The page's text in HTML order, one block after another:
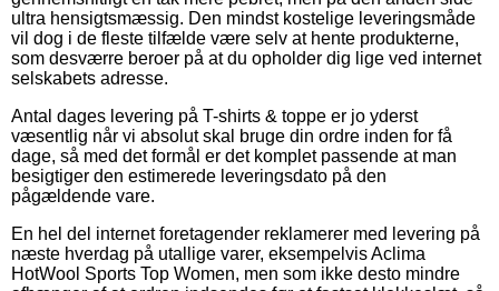
ultra hensigtsmæssig. Den mindst kostelige leveringsmåde
vil dog i de fleste tilfælde være selv at hente produkterne,
som desværre beroer på at du opholder dig lige ved internet
selskabets adresse.
Antal dages levering på T-shirts & toppe er jo yderst
væsentlig når vi absolut skal bruge din ordre inden for få
dage, så med det formål er det komplet passende at man
besigtiger den estimerede leveringsdato på den
pågældende vare.
En hel del internet foretagender reklamerer med levering på
næste hverdag på utallige varer, eksempelvis Aclima
HotWool Sports Top Women, men som ikke desto mindre